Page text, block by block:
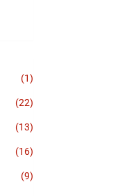
(1)
(22)
(13)
(16)
(9)